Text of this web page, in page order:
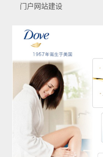
门户网站建设